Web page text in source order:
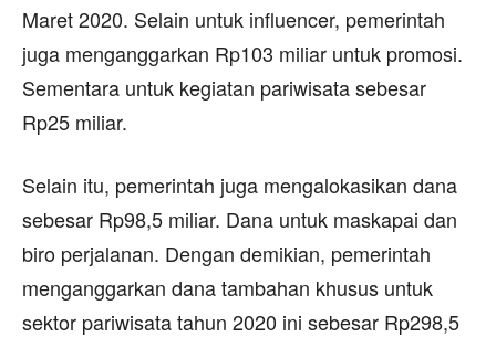
Maret 2020. Selain untuk influencer, pemerintah
juga menganggarkan Rp103 miliar untuk promosi.
Sementara untuk kegiatan pariwisata sebesar
Rp25 miliar.
Selain itu, pemerintah juga mengalokasikan dana
sebesar Rp98,5 miliar. Dana untuk maskapai dan
biro perjalanan. Dengan demikian, pemerintah
menganggarkan dana tambahan khusus untuk
sektor pariwisata tahun 2020 ini sebesar Rp298,5